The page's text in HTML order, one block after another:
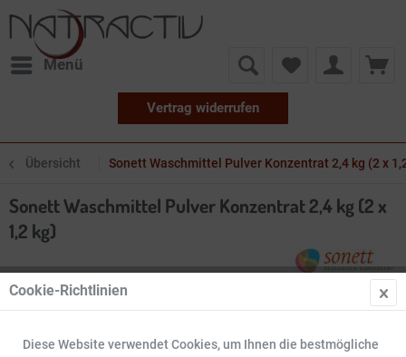
Menü
Vertrag widerrufen
Übersicht Sonett Waschmittel Pulver Konzentrat 2,4 kg (2 x
Sonett Waschmittel Pulver Konzentrat 2,4 kg (2 x
1,2 kg)
Cookie-Richtlinien
Diese Website verwendet Cookies, um Ihnen die bestmögliche